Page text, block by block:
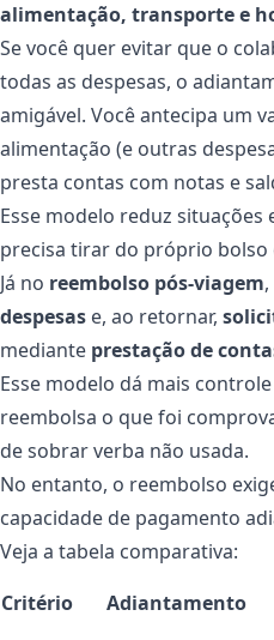
alimentação, transporte e
Se você quer evitar que o
todas as despesas, o
amigável. Você antecipa um
alimentação (e outras
presta contas com notas e
Esse modelo reduz
precisa tirar do próprio bolso
Já no reembolso pós-viagem
despesas e, ao retornar,
mediante prestação de
Esse modelo dá mais
reembolsa o que foi
de sobrar verba não usada.
No entanto, o reembolso
capacidade de pagamento
Veja a tabela comparativa:
Critério
Adiantamento